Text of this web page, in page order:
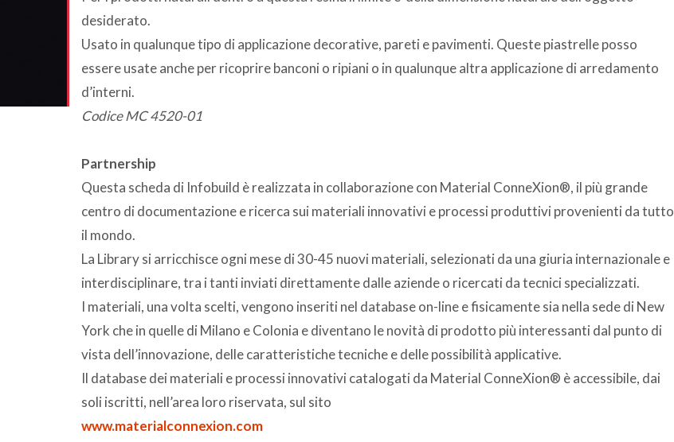
desiderato.
Usato in qualunque tipo di applicazione decorative, pareti e pavimenti. Queste piastrelle posso
essere usate anche per ricoprire banconi o ripiani o in qualunque altra applicazione di arredamento
d’interni.
Codice MC 4520-01
Partnership
Questa scheda di Infobuild è realizzata in collaborazione con Material ConneXion®, il più grande
centro di documentazione e ricerca sui materiali innovativi e processi produttivi provenienti da tutto
il mondo.
La Library si arricchisce ogni mese di 30-45 nuovi materiali, selezionati da una giuria internazionale e
interdisciplinare, tra i tanti inviati direttamente dalle aziende o ricercati da tecnici specializzati.
I materiali, una volta scelti, vengono inseriti nel database on-line e fisicamente sia nella sede di New
York che in quelle di Milano e Colonia e diventano le novità di prodotto più interessanti dal punto di
vista dell’innovazione, delle caratteristiche tecniche e delle possibilità applicative.
Il database dei materiali e processi innovativi catalogati da Material ConneXion® è accessibile, dai
soli iscritti, nell’area loro riservata, sul sito
www.materialconnexion.com